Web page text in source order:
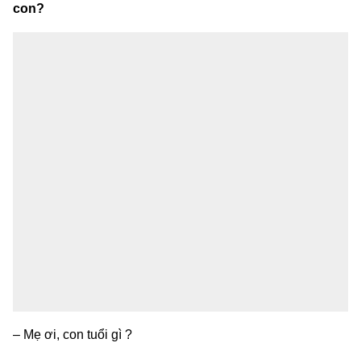
con?
– Mẹ ơi, con tuổi gì ?